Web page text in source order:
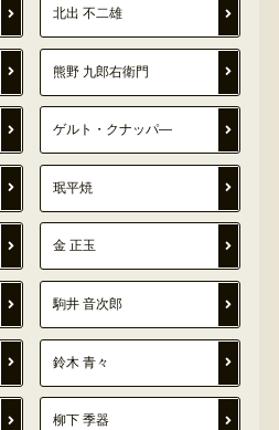
北出 不二雄
熊野 九郎右衛門
ゲルト・クナッパ―
珉平焼
金 正玉
駒井 音次郎
鈴木 青々
柳下 季器